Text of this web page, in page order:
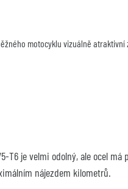
motocyklu vizuálně atraktivní
T6 je velmi odolný, ale ocel má
nájezdem kilometrů.